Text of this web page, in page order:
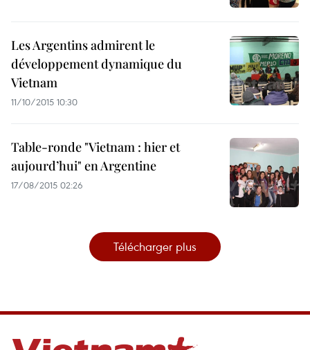
Les Argentins admirent le
développement dynamique du
Vietnam
11/10/2015 10:30
Table-ronde "Vietnam : hier et
aujourd’hui" en Argentine
17/08/2015 02:26
Télécharger plus